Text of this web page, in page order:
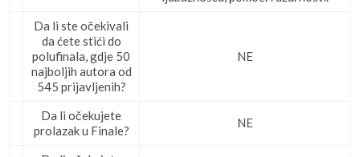
Da li ste očekivali
da ćete stići do
polufinala, gdje 50
najboljih autora od
545 prijavljenih?
NE
Da li očekujete
prolazak u Finale?
NE